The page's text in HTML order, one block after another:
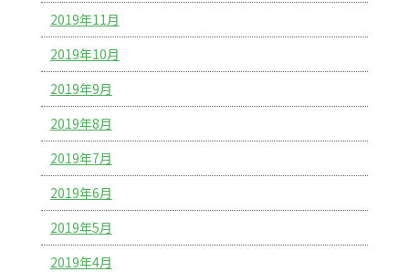
2019年11月
2019年10月
2019年9月
2019年8月
2019年7月
2019年6月
2019年5月
2019年4月